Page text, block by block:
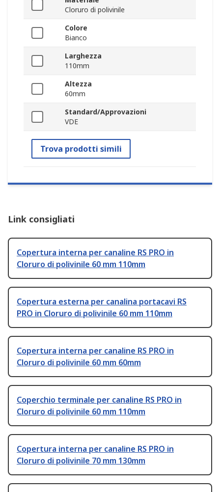
Cloruro di polivinile
Colore
Bianco
Larghezza
110mm
Altezza
60mm
Standard/Approvazioni
VDE
Trova prodotti simili
Link consigliati
Copertura interna per canaline RS PRO in
Cloruro di polivinile 60 mm 110mm
Copertura esterna per canalina portacavi RS
PRO in Cloruro di polivinile 60 mm 110mm
Copertura interna per canaline RS PRO in
Cloruro di polivinile 60 mm 60mm
Coperchio terminale per canaline RS PRO in
Cloruro di polivinile 60 mm 110mm
Copertura interna per canaline RS PRO in
Cloruro di polivinile 70 mm 130mm